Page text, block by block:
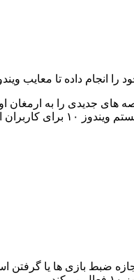
ویندوزهای قبلی را پوشش
قبلی مشخصه های جدیدی
انها اشاره می کنیم.